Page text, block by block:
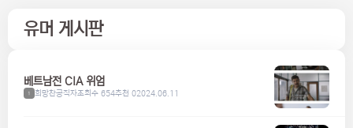
유머 게시판
베트남전 CIA 위엄
1 희망찬공직자조회수 654추천 02024.06.11